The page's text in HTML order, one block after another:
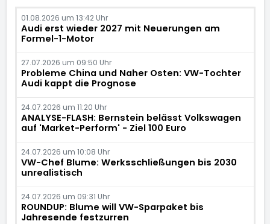
01.08.2026 um 13:42 Uhr
Audi erst wieder 2027 mit Neuerungen am
Formel-1-Motor
27.07.2026 um 09:50 Uhr
Probleme China und Naher Osten: VW-Tochter
Audi kappt die Prognose
24.07.2026 um 11:20 Uhr
ANALYSE-FLASH: Bernstein belässt Volkswagen
auf 'Market-Perform' - Ziel 100 Euro
24.07.2026 um 10:08 Uhr
VW-Chef Blume: Werksschließungen bis 2030
unrealistisch
24.07.2026 um 09:31 Uhr
ROUNDUP: Blume will VW-Sparpaket bis
Jahresende festzurren